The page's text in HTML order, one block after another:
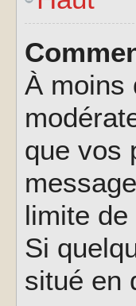
À moins
que vos
limite
Si
situé en